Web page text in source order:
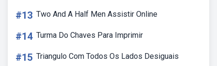
#13 Two And A Half Men Assistir Online
#14 Turma Do Chaves Para Imprimir
#15 Triangulo Com Todos Os Lados Desiguais